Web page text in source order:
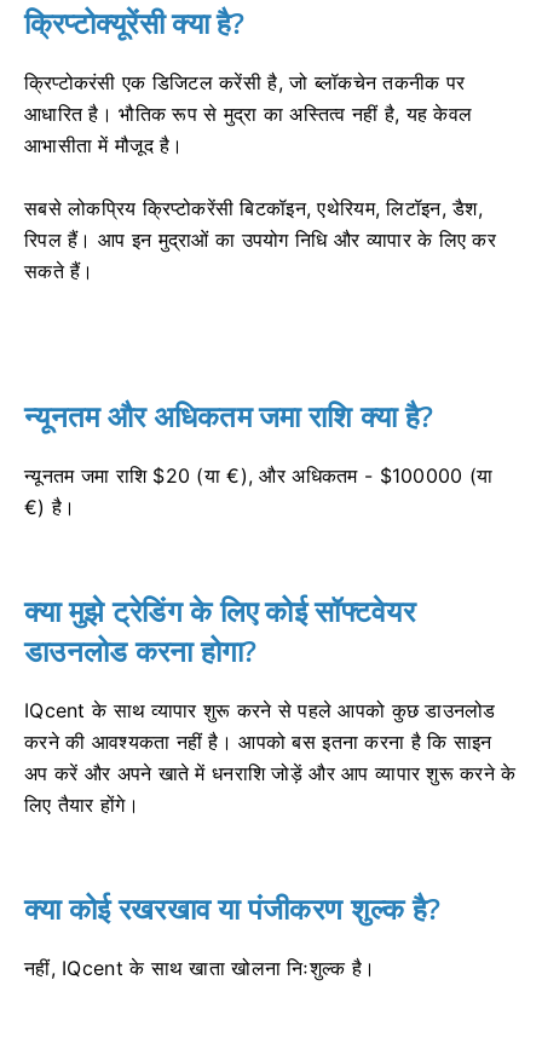
क्रिप्टोक्यूरेंसी क्या है?
क्रिप्टोकरंसी एक डिजिटल करेंसी है, जो ब्लॉकचेन तकनीक पर
आधारित है।भौतिक रूप से मुद्रा का अस्तित्व नहीं है, यह केवल
आभासीता में मौजूद है।
सबसे लोकप्रिय क्रिप्टोकरेंसी बिटकॉइन, एथेरियम, लिटॉइन, डैश,
रिपल हैं। आप इन मुद्राओं का उपयोग निधि और व्यापार के लिए कर
सकते हैं।
न्यूनतम और अधिकतम जमा राशि क्या है?
न्यूनतम जमा राशि $20 (या €), और अधिकतम - $100000 (या
€) है।
क्या मुझे ट्रेडिंग के लिए कोई सॉफ्टवेयर
डाउनलोड करना होगा?
IQcent के साथ व्यापार शुरू करने से पहले आपको कुछ डाउनलोड
करने की आवश्यकता नहीं है।आपको बस इतना करना है कि साइन
अप करें और अपने खाते में धनराशि जोड़ें और आप व्यापार शुरू करने के
लिए तैयार होंगे।
क्या कोई रखरखाव या पंजीकरण शुल्क है?
नहीं, IQcent के साथ खाता खोलना निःशुल्क है।